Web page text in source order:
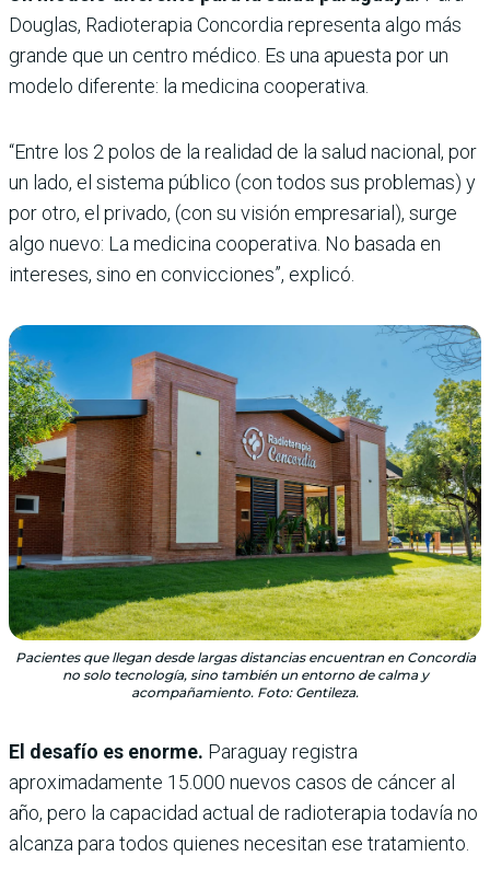
Douglas, Radioterapia Concordia representa algo más
grande que un centro médico. Es una apuesta por un
modelo diferente: la medicina cooperativa.
“Entre los 2 polos de la realidad de la salud nacional, por
un lado, el sistema público (con todos sus problemas) y
por otro, el privado, (con su visión empresarial), surge
algo nuevo: La medicina cooperativa. No basada en
intereses, sino en convicciones”, explicó.
Pacientes que llegan desde largas distancias encuentran en Concordia
no solo tecnología, sino también un entorno de calma y
acompañamiento. Foto: Gentileza.
El desafío es enorme. Paraguay registra
aproximadamente 15.000 nuevos casos de cáncer al
año, pero la capacidad actual de radioterapia todavía no
alcanza para todos quienes necesitan ese tratamiento.